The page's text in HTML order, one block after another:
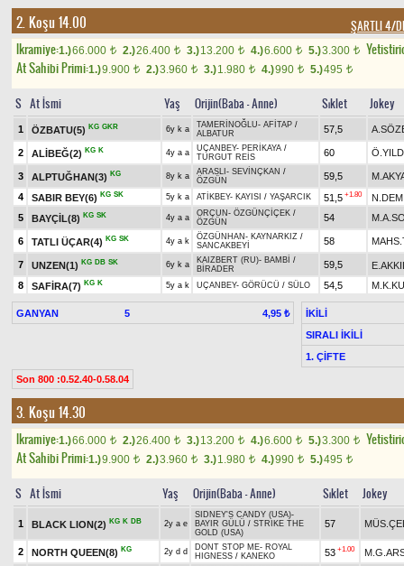
2. Koşu 14.00 ŞARTLI 4/
Ikramiye:1.)66.000 t 2.)26.400 t 3.)13.200 t 4.)6.600 t 5.)3.300 t
At Sahibi Primi:1.)9.900 t 2.)3.960 t 3.)1.980 t 4.)990 t 5.)495 t
S At İsmi Yaş Orijin(Baba - Anne) Sıklet Jokey
1 ÖZBATU(5) KG GKR 6y k a TAMERİNOĞLU- AFİTAP /
ALBATUR
57,5
2 ALİBEĞ(2) KG K 4y a a UÇANBEY- PERİKAYA /
TURGUT REİS
60
3 ALPTUĞHAN(3) KG 8y k a ARASLI - SEVİNÇKAN /
ÖZGÜN
59,5
4
SABIR BEY(6) KG SK 5y k a ATİKBEY- KAYISI / YAŞARCIK 51,5 +1.80
5
BAYÇİL(8) KG SK 4y a a ORÇUN - ÖZGÜNÇİÇEK /
ÖZGÜN
54
6 TATLI ÜÇAR(4) KG SK 4y a k ÖZGÜNHAN - KAYNARKIZ /
SANCAKBEYİ
58
7 UNZEN(1) KG DB SK 6y k a KAIZBERT (RU)- BAMBİ /
BİRADER
59,5
8
SAFİRA(7) KG K 5y a k UÇANBEY- GÖRÜCÜ / SÜLO 54,5
GANYAN 5 4,95 ₺
İKİLİ
SIRALI İKİLİ
1. ÇİFTE
Son 800 :0.52.40-0.58.04
3. Koşu 14.30
Ikramiye:1.)66.000 t 2.)26.400 t 3.)13.200 t 4.)6.600 t 5.)3.300 t
At Sahibi Primi:1.)9.900 t 2.)3.960 t 3.)1.980 t 4.)990 t 5.)495 t
S At İsmi Yaş Orijin(Baba - Anne) Sıklet Jokey
1 BLACK LION(2) KG K DB 2y a e
SIDNEY'S CANDY (USA)-
BAYIR GÜLÜ / STRIKE THE
GOLD (USA)
57
2 NORTH QUEEN(8) KG 2y d d DONT STOP ME- ROYAL
HIGNESS / KANEKO 53 +1.00